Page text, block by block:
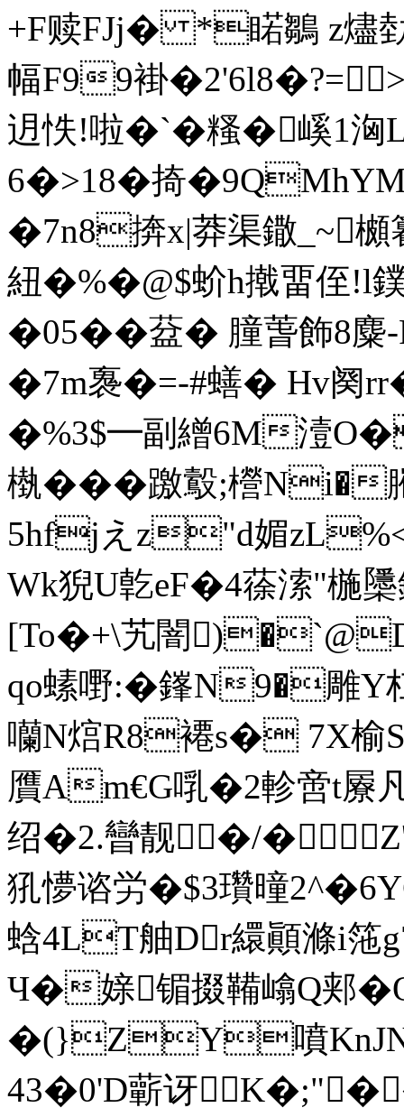
+F赎FJj� *睰鶵 z燼勎
幅F99褂
迌怢!啦�`�糔�嵠1洶
6�>18�掎
�7n8捹x|莽渠鏾_~
紐�%�@$蚧h撠畱
�05��葐� 膧萅飾8
�7m褢�=-#蟮� Hv阕
�%3$━副繒6M潱
槸���躈鷇;櫿Ni�
5hfjえz"d媚
Wk猊U亁eF�4蒣溹"椸
[To�+\艽闇
qo螦嘢:�鎽N9�雕
囒N熍R8褼s� 7X榆
贋Am€G啂�2軫啻t屪
绍�2.曫靓�/
犼懜谘労�$3瓚曈
蛿4LT舳Dr繯顚滌i筂
Ч�媇镅掇鞴嶖Q郏�
�(}ZY噴KnJNo
43�0'D蘄讶